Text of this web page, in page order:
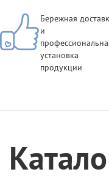
Бережная
и
установка
продукции